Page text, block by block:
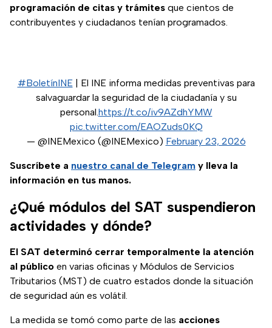
programación de citas y trámites que cientos de
contribuyentes y ciudadanos tenían programados.
#BoletínINE| El INE informa medidas preventivas para
salvaguardar la seguridad de la ciudadanía y su
personal.https://t.co/iv9AZdhYMW
pic.twitter.com/EAOZuds0KQ
— @INEMexico (@INEMexico) February 23, 2026
Suscríbete a nuestro canal de Telegram y lleva la
información en tus manos.
¿Qué módulos del SAT suspendieron
actividades y dónde?
El SAT determinó cerrar temporalmente la atención
al público en varias oficinas y Módulos de Servicios
Tributarios (MST) de cuatro estados donde la situación
de seguridad aún es volátil.
La medida se tomó como parte de las acciones